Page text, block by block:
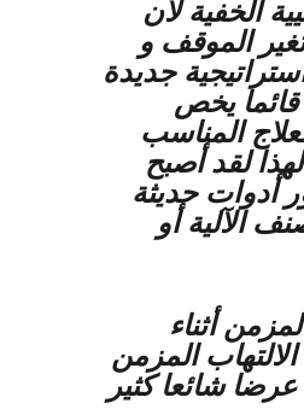
الخفية لأن
الموقف و
جديدة
يخص
المناسب
لقد أصبح
أدوات حديثة
الآلية أو
أثناء
الالتهاب المزمن
شائعا كثير